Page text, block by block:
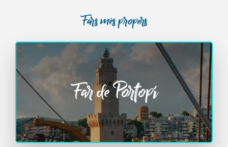
Fars més propers
Far de Portopí